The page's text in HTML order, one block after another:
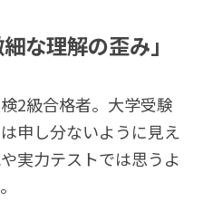
な理解の歪み」
2級合格者。大学受験
申し分ないように見え
実力テストでは思うよ